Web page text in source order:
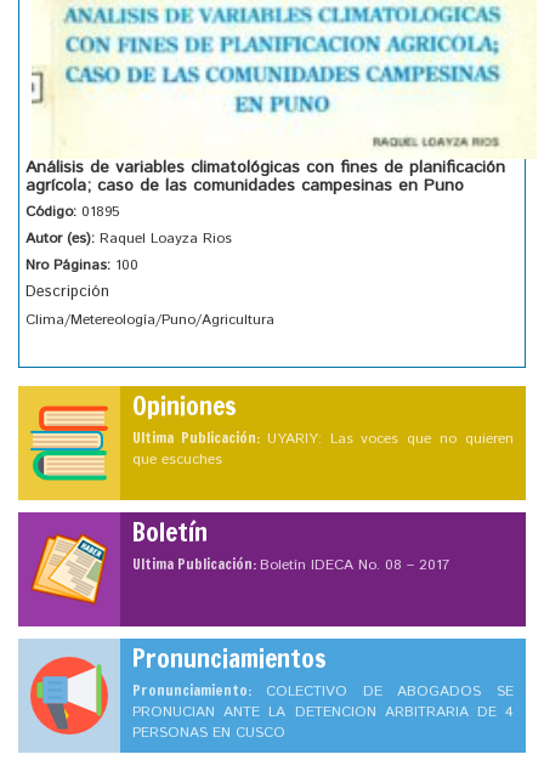
Análisis de variables climatológicas con fines de planificación
agrícola; caso de las comunidades campesinas en Puno
Código: 01895
Autor (es): Raquel Loayza Rios
Nro Páginas: 100
Descripción
Clima/Metereología/Puno/Agricultura
Opiniones
Ultima Publicación: UYARIY: Las voces que no quieren
que escuches
Boletín
Ultima Publicación:Boletín IDECA No. 08 – 2017
Pronunciamientos
Pronunciamiento: COLECTIVO DE ABOGADOS SE
PRONUCIAN ANTE LA DETENCION ARBITRARIA DE 4
PERSONAS EN CUSCO